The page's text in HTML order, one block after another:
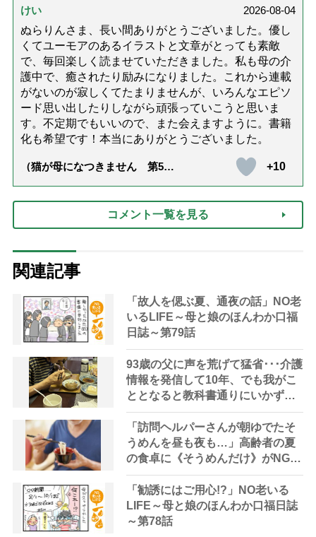
けい
2026-08-04
ぬらりんさま、長い間ありがとうございました。優し
くてユーモアのあるイラストと文章がとっても素敵
で、毎回楽しく読ませていただきました。私も母の介
護中で、癒されたり励みになりました。これから連載
がないのが寂しくてたまりませんが、いろんなエピソ
ード思い出したりしながら頑張っていこうと思いま
す。不定期でもいいので、また会えますように。書籍
化も希望です！本当にありがとうございました。
（猫が母になつきません 第500
+10
コメント一覧を見る
関連記事
「故人を偲ぶ夏、通夜の話」NO老
いるLIFE～母と娘のほんわか口福
日誌～第79話
93歳の父に声を荒げて猛省･･･介護
情報を発信して10年、でも我がこ
ととなると教科書通りにいかずに
ため息「感情と理性の狭間で右往
左往する現実」
「訪問ヘルパーさんが朝ゆでたそ
うめんを昼も夜も…」高齢者の夏
の食卓に《そうめんだけ》がNGな
理由とは？【管理栄養士が解説】
「勧誘にはご用心!?」NO老いる
LIFE～母と娘のほんわか口福日誌
～第78話